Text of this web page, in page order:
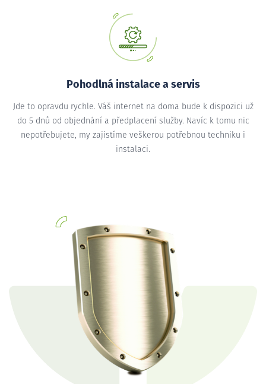
Pohodlná instalace a servis
Jde to opravdu rychle. Váš internet na doma bude k dispozici už
do 5 dnů od objednání a předplacení služby. Navíc k tomu nic
nepotřebujete, my zajistíme veškerou potřebnou techniku i
instalaci.